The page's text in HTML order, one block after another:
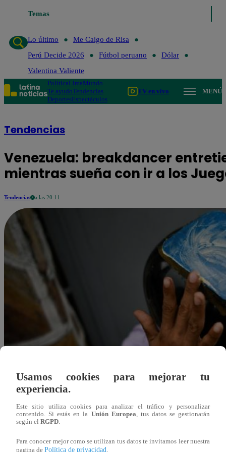
Temas
Lo último
Me Caigo de Risa
Perú Decide 2026
Fútbol peruano
Dólar
Valentina Valiente
PolíticaLimaMundo
Te ayudoTendencias
DeportesEspectáculos
TV en vivo MENÚ
Tendencias
Venezuela: breakdancer
mientras sueña con ir a los
Tendencias a las 20:11
Felipe Morales
Usamos cookies para mejorar tu
experiencia.
Este sitio utiliza cookies para analizar el tráfico y personalizar
contenido. Si estás en la Unión Europea, tus datos se gestionarán
según el RGPD.
Para conocer mejor como se utilizan tus datos te invitamos leer nuestra
pagina de Política de privacidad.